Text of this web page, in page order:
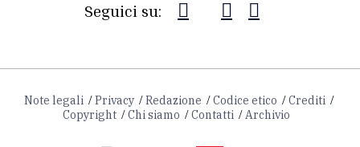
Seguici su:
Note legali Privacy Redazione Codice etico
Crediti
Copyright
Chi siamo Contatti Archivio